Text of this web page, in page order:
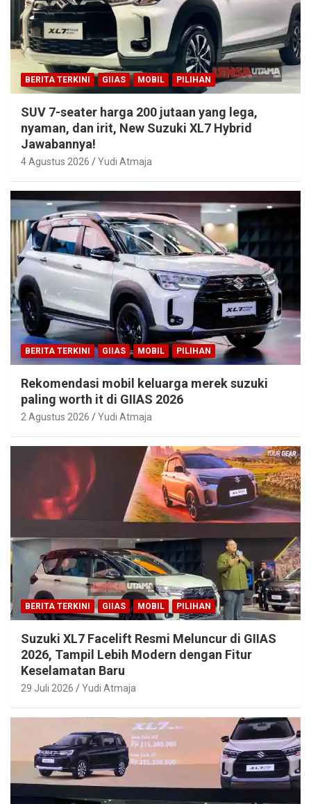
BERITA TERKINI GIIAS MOBIL PILIHAN
SUV 7-seater harga 200 jutaan yang lega,
nyaman, dan irit, New Suzuki XL7 Hybrid
Jawabannya!
4 Agustus 2026 Yudi Atmaja
BERITA TERKINI GIIAS MOBIL PILIHAN
Rekomendasi mobil keluarga merek suzuki
paling worth it di GIIAS 2026
2 Agustus 2026 Yudi Atmaja
BERITA TERKINI GIIAS MOBIL PILIHAN
Suzuki XL7 Facelift Resmi Meluncur di GIIAS
2026, Tampil Lebih Modern dengan Fitur
Keselamatan Baru
29 Juli 2026 Yudi Atmaja